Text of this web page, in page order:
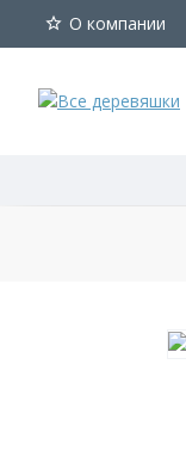
О компании